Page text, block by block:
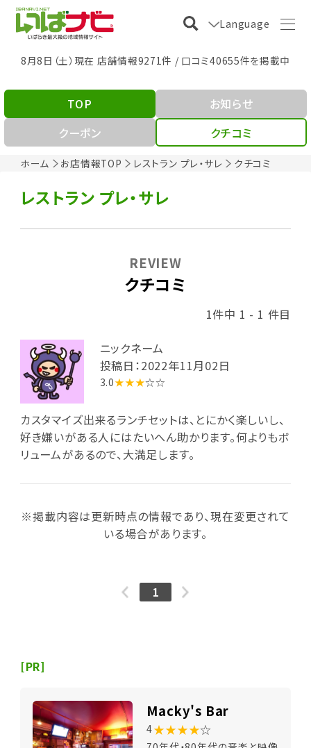
Language
8月8日（土）現在 店舗情報9271件 / 口コミ40655件を掲載中
ホーム お店情報TOP レストラン プレ・サレ クチコミ
TOP
お知らせ
クーポン
クチコミ
レストラン プレ・サレ
クチコミ
REVIEW
1件中 1 - 1 件目
ニックネーム
投稿日：2022年11月02日
3.0★★★☆☆
カスタマイズ出来るランチセットは、とにかく楽しいし、
好き嫌いがある人にはたいへん助かります。何よりもボ
リュームがあるので、大満足します。
※掲載内容は更新時点の情報であり、現在変更されて
いる場合があります。
1
[PR]
Macky's Bar
4★★★★☆